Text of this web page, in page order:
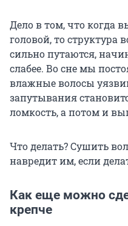
Дело в том, что когда
головой, то структура
сильно путаются,
слабее. Во сне мы
влажные волосы
запутывания
ломкость, а потом и
Что делать? Сушить
навредит им, если
Как еще можно
крепче